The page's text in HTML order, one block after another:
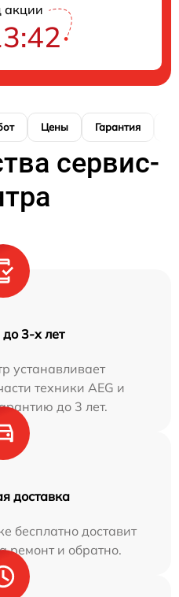
акции
Цены Гарантия
сервис-
3-х лет
устанавливает
техники AEG и
до 3 лет.
доставка
бесплатно доставит
ремонт и обратно.